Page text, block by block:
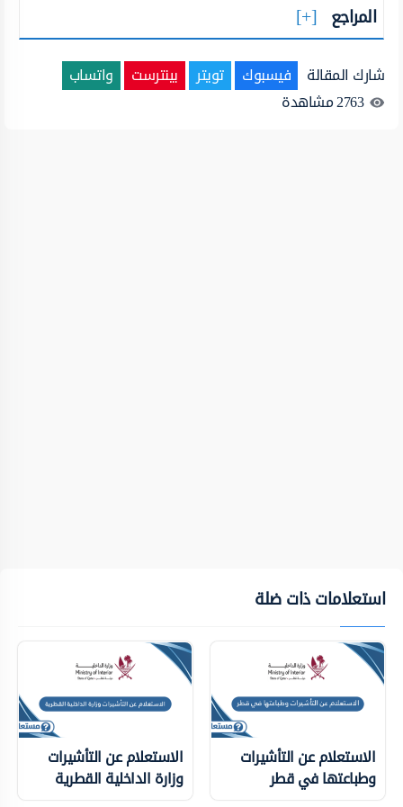
المراجع
شارك المقالة فيسبوك تويتر بينترست
واتساب
2763مشاهدة
استعلامات ذات ضلة
الاستعلام عن التأشيرات
وطباعتها في قطر
الاستعلام عن التأشيرات
وزارة الداخلية ‏القطرية